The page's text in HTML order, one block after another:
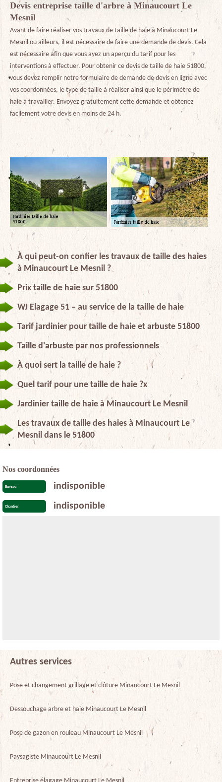
Devis entreprise taille d'arbre à Minaucourt Le
Mesnil
Avant de faire réaliser vos travaux de taille de haie à Minaucourt Le
Mesnil ou ailleurs, il est nécessaire de faire une demande de devis. Cela
est nécessaire afin que vous ayez un aperçu du tarif pour les
interventions à effectuer. Pour obtenir ce devis de taille de haie 51800,
vous devez remplir notre formulaire de demande de devis en ligne avec
vos coordonnées, le type de taille à réaliser ainsi que le périmètre de
haie à travailler. Envoyez gratuitement cette demande et obtenez
facilement votre devis en moins de 24 h.
À qui peut-on confier les travaux de taille des haies
à Minaucourt Le Mesnil ?
Prix taille de haie sur 51800
WJ Elagage 51 – au service de la taille de haie
Tarif jardinier pour taille de haie et arbuste 51800
Taille d'arbuste par nos professionnels
À quoi sert la taille de haie ?
Quel tarif pour une taille de haie ?x
Jardinier taille de haie à Minaucourt Le Mesnil
Les travaux de taille des haies à Minaucourt Le
Mesnil dans le 51800
Nos coordonnées
Bureau indisponible
Chantier indisponible
Autres services
Pose et changement grillage et clôture Minaucourt Le Mesnil
Dessouchage arbre et haie Minaucourt Le Mesnil
Pose de gazon en rouleau Minaucourt Le Mesnil
Paysagiste Minaucourt Le Mesnil